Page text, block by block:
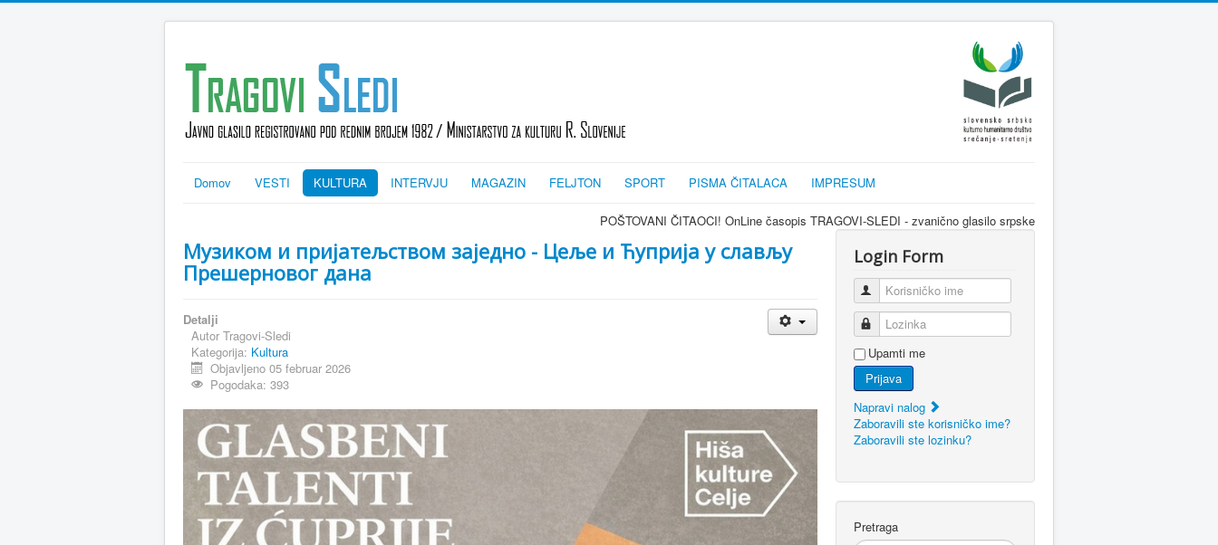
Domov VESTI KULTURA INTERVJU MAGAZIN FELJTON SPORT PISMA ČITALACA IMPRESUM
POŠTOVANI ČITAOCI! OnLine časopis TRAGOVI-SLEDI - zvanično glasilo srpske dijaspore za informisanje Srba u Sloveniji i regionu
Музиком и пријатељством заједно - Цеље и Ћуприја у слављу
Прешерновог дана
Detalji
Autor Tragovi-Sledi
Kategorija: Kultura
Objavljeno 05 februar 2026
Pogodaka: 393
Login Form
Korisničko ime
Lozinka
Upamti me
Prijava
Napravi nalog
Zaboravili ste korisničko ime?
Zaboravili ste lozinku?
Pretraga